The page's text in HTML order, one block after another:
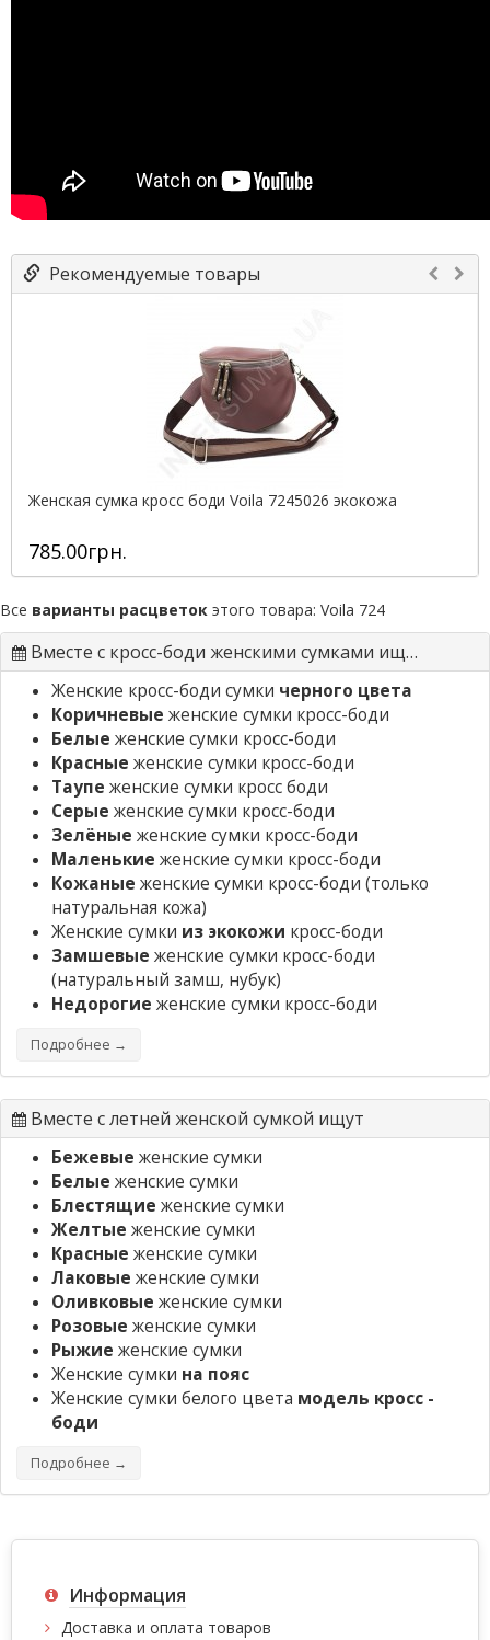
Рекомендуемые товары
Женская сумка кросс боди Voila 7245026 экокожа
785.00грн.
Все варианты расцветок этого товара: Voila 724
Вместе с кросс-боди женскими сумками ищут
Женские кросс-боди сумки черного цвета
Коричневые женские сумки кросс-боди
Белые женские сумки кросс-боди
Красные женские сумки кросс-боди
Таупе женские сумки кросс боди
Серые женские сумки кросс-боди
Зелёные женские сумки кросс-боди
Маленькие женские сумки кросс-боди
Кожаные женские сумки кросс-боди (только
натуральная кожа)
Женские сумки из экокожи кросс-боди
Замшевые женские сумки кросс-боди
(натуральный замш, нубук)
Недорогие женские сумки кросс-боди
Подробнее →
Вместе с летней женской сумкой ищут
Бежевые женские сумки
Белые женские сумки
Блестящие женские сумки
Желтые женские сумки
Красные женские сумки
Лаковые женские сумки
Оливковые женские сумки
Розовые женские сумки
Рыжие женские сумки
Женские сумки на пояс
Женские сумки белого цвета модель кросс -
боди
Подробнее →
Информация
Доставка и оплата товаров